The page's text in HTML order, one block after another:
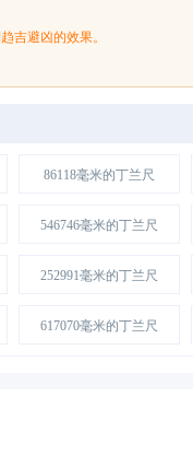
吉避凶的效果。
86118毫米的丁兰尺
546746毫米的丁兰尺
252991毫米的丁兰尺
617070毫米的丁兰尺